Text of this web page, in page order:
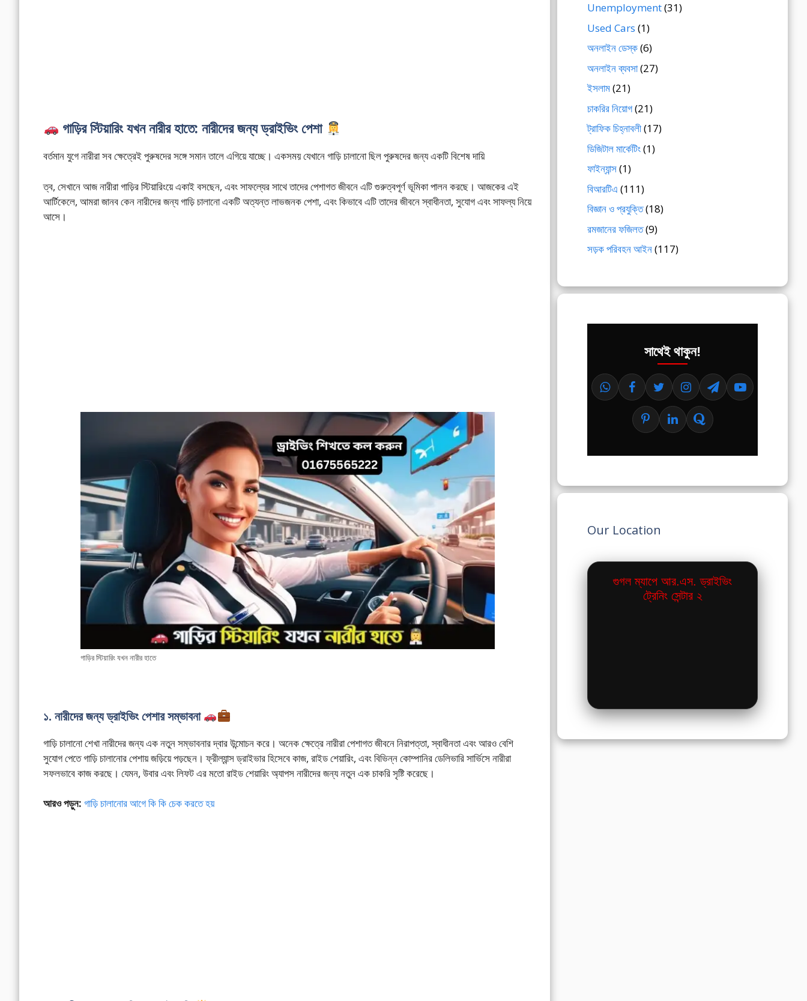
গাড়ির স্টিয়ারিং যখন নারীর হাতে: নারীদের জন্য ড্রাইভিং পেশা
বর্তমান যুগে নারীরা সব ক্ষেত্রেই পুরুষদের সঙ্গে সমান তালে এগিয়ে যাচ্ছে। একসময় যেখানে গাড়ি চালানো ছিল পুরুষদের জন্য একটি বিশেষ দায়ি
ত্ব, সেখানে আজ নারীরা গাড়ির স্টিয়ারিংয়ে একাই বসছেন, এবং সাফল্যের সাথে তাদের পেশাগত জীবনে এটি গুরুত্বপূর্ণ ভূমিকা পালন করছে। আজকের এই
আর্টিকেলে, আমরা জানব কেন নারীদের জন্য গাড়ি চালানো একটি অত্যন্ত লাভজনক পেশা, এবং কিভাবে এটি তাদের জীবনে স্বাধীনতা, সুযোগ এবং সাফল্য নিয়ে
আসে।
গাড়ির স্টিয়ারিং যখন নারীর হাতে
১. নারীদের জন্য ড্রাইভিং পেশার সম্ভাবনা
গাড়ি চালানো শেখা নারীদের জন্য এক নতুন সম্ভাবনার দ্বার উন্মোচন করে। অনেক ক্ষেত্রে নারীরা পেশাগত জীবনে নিরাপত্তা, স্বাধীনতা এবং আরও বেশি
সুযোগ পেতে গাড়ি চালানোর পেশায় জড়িয়ে পড়ছেন। ফ্রীল্যান্স ড্রাইভার হিসেবে কাজ, রাইড শেয়ারিং, এবং বিভিন্ন কোম্পানির ডেলিভারি সার্ভিসে নারীরা
সফলভাবে কাজ করছে। যেমন, উবার এবং লিফট এর মতো রাইড শেয়ারিং অ্যাপস নারীদের জন্য নতুন এক চাকরি সৃষ্টি করেছে।
আরও পড়ুন: গাড়ি চালানোর আগে কি কি চেক করতে হয়
Unemployment(31)
Used Cars (1)
অনলাইন ডেস্ক(6)
অনলাইন ব্যবসা(27)
ইসলাম(21)
চাকরির নিয়োগ(21)
ট্রাফিক চিহ্নাবলী(17)
ডিজিটাল মার্কেটিং(1)
ফাইন্যান্স(1)
বিআরটিএ (111)
বিজ্ঞান ও প্রযুক্তি(18)
রমজানের ফজিলত(9)
সড়ক পরিবহন আইন(117)
সাথেই থাকুন!
Our Location
গুগল ম্যাপে আর.এস. ড্রাইভিং
ট্রেনিং সেন্টার ২